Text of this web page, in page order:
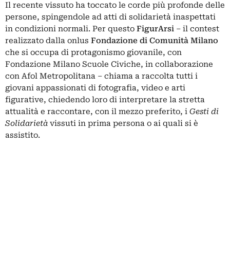
Il recente vissuto ha toccato le corde più profonde delle
persone, spingendole ad atti di solidarietà inaspettati
in condizioni normali. Per questo FigurArsi – il contest
realizzato dalla onlus Fondazione di Comunità Milano
che si occupa di protagonismo giovanile, con
Fondazione Milano Scuole Civiche, in collaborazione
con Afol Metropolitana – chiama a raccolta tutti i
giovani appassionati di fotografia, video e arti
figurative, chiedendo loro di interpretare la stretta
attualità e raccontare, con il mezzo preferito, i Gesti di
Solidarietà vissuti in prima persona o ai quali si è
assistito.